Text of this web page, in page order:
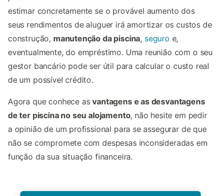
estimar concretamente se o provável aumento dos
seus rendimentos de aluguer irá amortizar os custos de
construção, manutenção da piscina, seguro e,
eventualmente, do empréstimo. Uma reunião com o seu
gestor bancário pode ser útil para calcular o custo real
de um possível crédito.
Agora que conhece asvantagens e as desvantagens
de ter piscina no seu alojamento, não hesite em pedir
a opinião de um profissional para se assegurar de que
não se compromete com despesas inconsideradas em
função da sua situação financeira.